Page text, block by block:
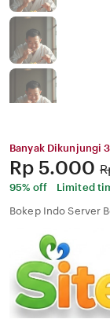
Banyak Dikunjungi
Price:
Rp 5.000
95% off
Limited
Bokep Indo Server